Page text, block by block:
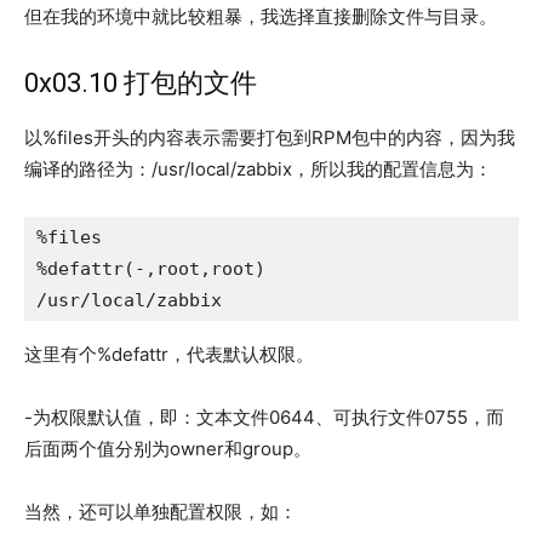
但在我的环境中就比较粗暴，我选择直接删除文件与目录。
0x03.10 打包的文件
以%files开头的内容表示需要打包到RPM包中的内容，因为我
编译的路径为：/usr/local/zabbix，所以我的配置信息为：
%files
%defattr(-,root,root)
/usr/local/zabbix
这里有个%defattr，代表默认权限。
-为权限默认值，即：文本文件0644、可执行文件0755，而
后面两个值分别为owner和group。
当然，还可以单独配置权限，如：